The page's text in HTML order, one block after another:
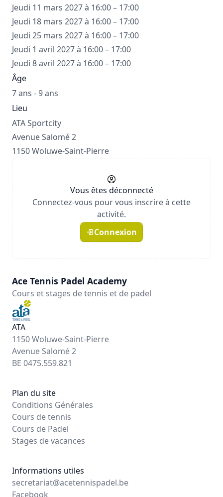
Jeudi 11 mars 2027 à 16:00 – 17:00
Jeudi 18 mars 2027 à 16:00 – 17:00
Jeudi 25 mars 2027 à 16:00 – 17:00
Jeudi 1 avril 2027 à 16:00 – 17:00
Jeudi 8 avril 2027 à 16:00 – 17:00
Âge
7 ans - 9 ans
Lieu
ATA Sportcity
Avenue Salomé 2
1150 Woluwe-Saint-Pierre
Vous êtes déconnecté
Connectez-vous pour vous inscrire à cette
activité.
Connexion
Ace Tennis Padel Academy
Cours et stages de tennis et de padel
ATA
1150 Woluwe-Saint-Pierre
Avenue Salomé 2
BE 0475.559.821
Plan du site
Conditions Générales
Cours de tennis
Cours de Padel
Stages de vacances
Informations utiles
secretariat@acetennispadel.be
Facebook